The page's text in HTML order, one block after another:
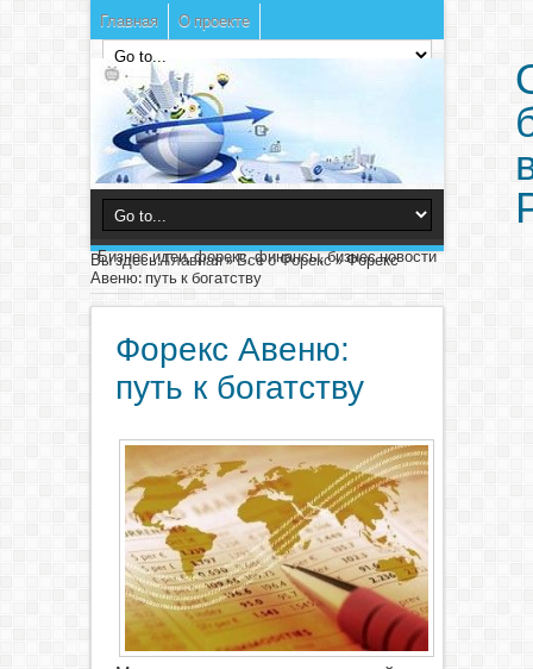
Главная О проекте
Бизнес идеи, форекс, финансы, бизнес новости
Вы здесь:Главная»Все о Форекс»Форекс
Авеню: путь к богатству
Форекс Авеню:
путь к богатству